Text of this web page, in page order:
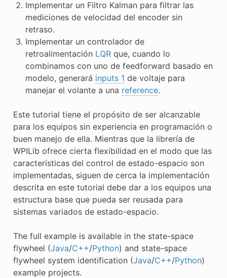
Implementar un Filtro Kalman para filtrar las
mediciones de velocidad del encoder sin
retraso.
Implementar un controlador de
retroalimentación LQRque, cuando lo
combinamos con uno de feedforward basado en
modelo, generará inputs 1 de voltaje para
manejar el volante a una reference.
Este tutorial tiene el propósito de ser alcanzable
para los equipos sin experiencia en programación o
buen manejo de ella. Mientras que la librería de
WPILib ofrece cierta flexibilidad en el modo que las
características del control de estado-espacio son
implementadas, siguen de cerca la implementación
descrita en este tutorial debe dar a los equipos una
estructura base que pueda ser reusada para
sistemas variados de estado-espacio.
The full example is available in the state-space
flywheel (Java/C++/Python) and state-space
flywheel system identification (Java/C++/Python)
example projects.